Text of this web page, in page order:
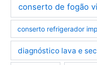
conserto de fogão
conserto refrigerador
diagnóstico lava e